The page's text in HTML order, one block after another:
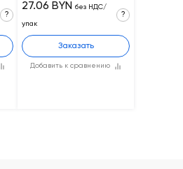
?
Добавить к сравнению
27.06 BYN без НДС/
упак
?
Заказать